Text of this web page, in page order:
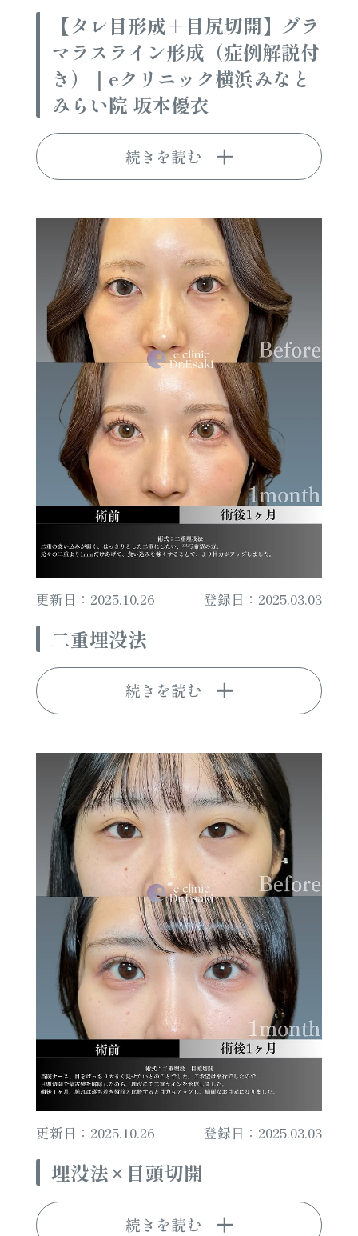
【タレ目形成＋目尻切開】グラ
マラスライン形成（症例解説付
き）｜eクリニック横浜みなと
みらい院 坂本優衣
続きを読む
更新日：2025.10.26 登録日：2025.03.03
二重埋没法
続きを読む
更新日：2025.10.26 登録日：2025.03.03
埋没法×目頭切開
続きを読む